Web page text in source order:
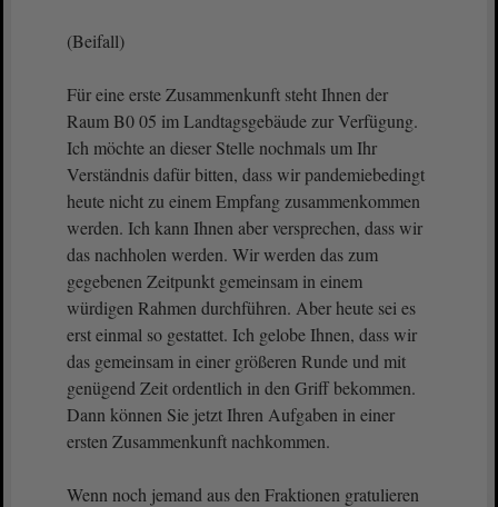
(Beifall)
Für eine erste Zusammenkunft steht Ihnen der
Raum B0 05 im Landtagsgebäude zur Verfügung.
Ich möchte an dieser Stelle nochmals um Ihr
Verständnis dafür bitten, dass wir pandemiebedingt
heute nicht zu einem Empfang zusammenkommen
werden. Ich kann Ihnen aber versprechen, dass wir
das nachholen werden. Wir werden das zum
gegebenen Zeitpunkt gemeinsam in einem
würdigen Rahmen durchführen. Aber heute sei es
erst einmal so gestattet. Ich gelobe Ihnen, dass wir
das gemeinsam in einer größeren Runde und mit
genügend Zeit ordentlich in den Griff bekommen.
Dann können Sie jetzt Ihren Aufgaben in einer
ersten Zusammenkunft nachkommen.
Wenn noch jemand aus den Fraktionen gratulieren